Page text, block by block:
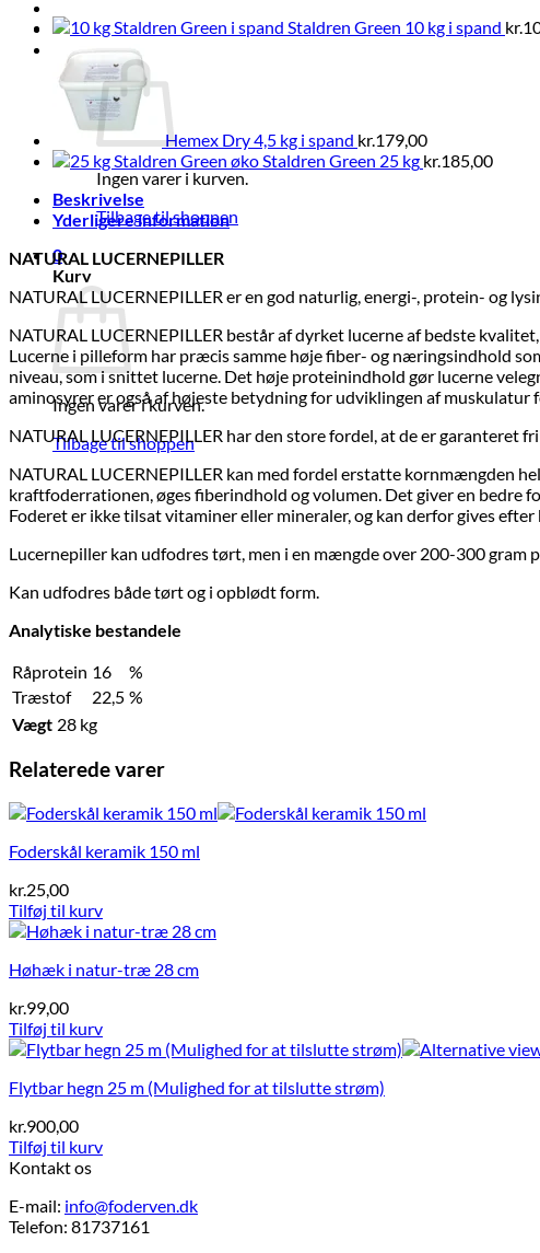
Kurv /kr.0,00
Ingen varer i kurven.
Tilbage til shoppen
0
Kurv
Ingen varer i kurven.
Tilbage til shoppen
Staldren Green 10 kg i spand kr.
Hemex Dry 4,5 kg i spand kr.179,00
Staldren Green 25 kg kr.185,00
Beskrivelse
Yderligere information
NATURAL LUCERNEPILLER
NATURAL LUCERNEPILLER er en god naturlig, energi-, protein- og
NATURAL LUCERNEPILLER består af dyrket lucerne af bedste
Lucerne i pilleform har præcis samme høje fiber- og næringsindhold
niveau, som i snittet lucerne. Det høje proteinindhold gør lucerne
aminosyrer er også af højeste betydning for udviklingen af muskulatur
NATURAL LUCERNEPILLER har den store fordel, at de er garanteret
NATURAL LUCERNEPILLER kan med fordel erstatte kornmængden
kraftfoderrationen, øges fiberindhold og volumen. Det giver en bedre
Foderet er ikke tilsat vitaminer eller mineraler, og kan derfor gives
Lucernepiller kan udfodres tørt, men i en mængde over 200-300 gram
Kan udfodres både tørt og i opblødt form.
Analytiske bestandele
Råprotein 16
%
Træstof
22,5 %
Vægt 28 kg
Relaterede varer
Foderskål keramik 150 ml
kr.25,00
Tilføj til kurv
Høhæk i natur-træ 28 cm
kr.99,00
Tilføj til kurv
Flytbar hegn 25 m (Mulighed for at tilslutte strøm)
kr.900,00
Tilføj til kurv
Kontakt os
E-mail: info@foderven.dk
Telefon: 81737161